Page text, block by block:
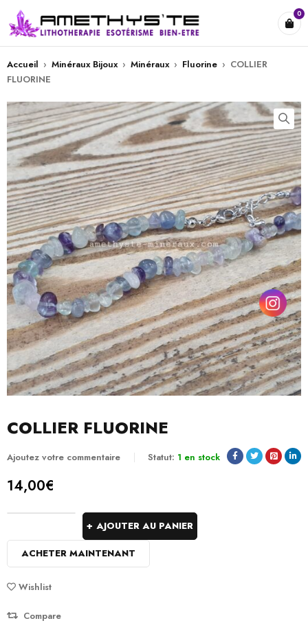
0
Accueil › Minéraux Bijoux › Minéraux › Fluorine › COLLIER
FLUORINE
COLLIER FLUORINE
Ajoutez votre commentaire Statut: 1 en stock
14,00€
AJOUTER AU PANIER
ACHETER MAINTENANT
Wishlist
Compare